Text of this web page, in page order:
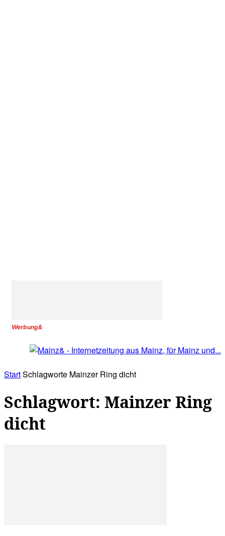
Werbung&
StartSchlagworte Mainzer Ring dicht
Schlagwort: Mainzer Ring
dicht